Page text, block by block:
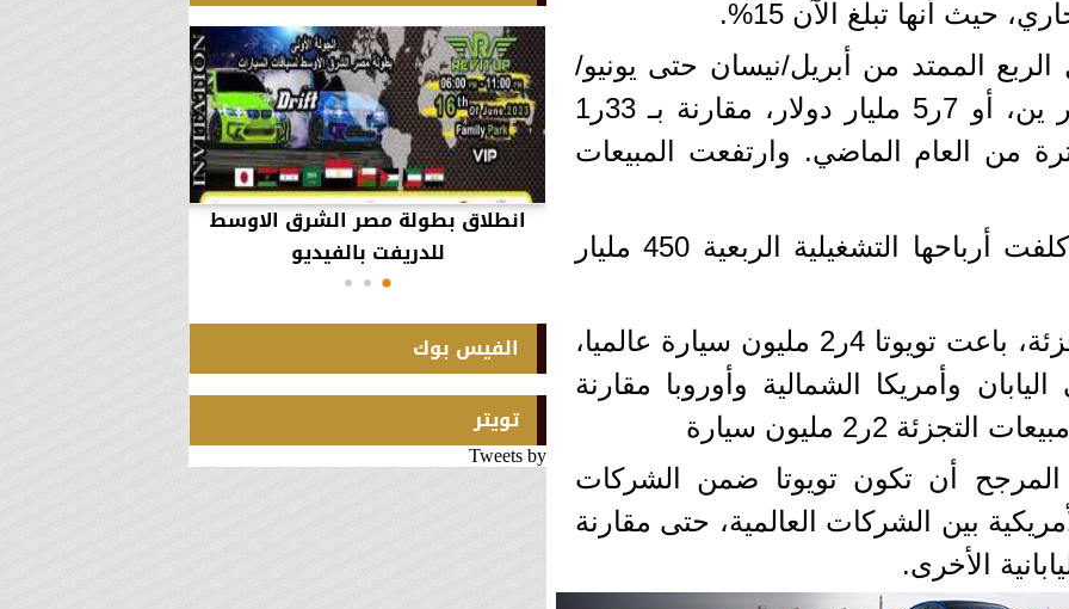
الممتد من أبريل/نيسان حتى يونيو/
حزيران الماضيين 841 مليار ين، أو 7ر5 مليار دولار، مقارنة بـ 33ر1
من العام الماضي. وارتفعت المبيعات
وقالت تويوتا إن الرسوم كلفت أرباحها التشغيلية الربعية 450 مليار
وعلى مستوى مبيعات التجزئة، باعت تويوتا 4ر2 مليون سيارة عالميا،
وأمريكا الشمالية وأوروبا مقارنة
2ر2 مليون سيارة
أن تكون تويوتا ضمن الشركات
بين الشركات العالمية، حتى مقارنة
الأخرى.
السويد بعد تحركها لثوانٍ معدودة.
انطلاق بطولة مصر الشرق الاوسط
للدريفت بالفيديو
الفيس بوك
تويتر
Tweets by